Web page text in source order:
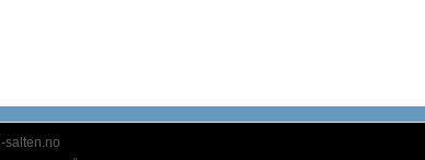
salten.no